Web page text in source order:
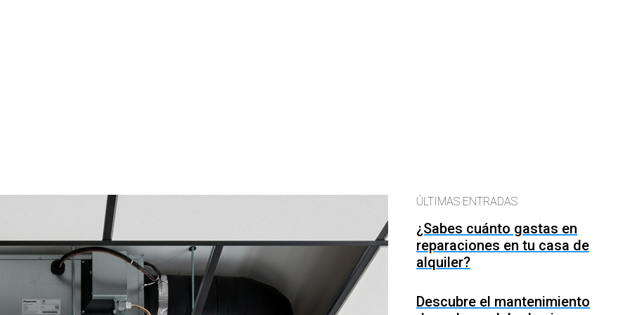
ÚLTIMAS ENTRADAS
¿Sabes cuánto gastas en
reparaciones en tu casa de
alquiler?
Descubre el mantenimiento